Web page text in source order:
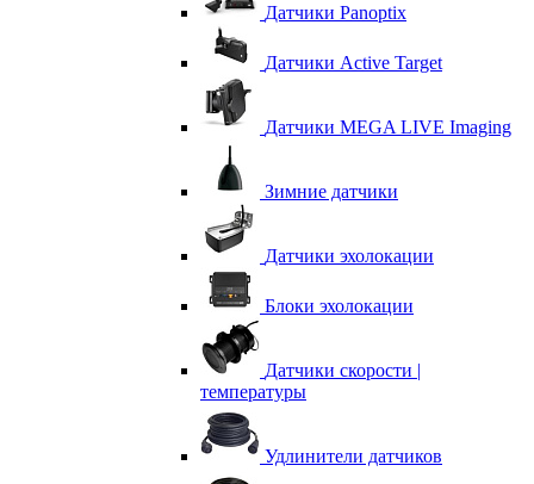
Датчики Panoptix
Датчики Active Target
Датчики MEGA LIVE Imaging
Зимние датчики
Датчики эхолокации
Блоки эхолокации
Датчики скорости |
температуры
Удлинители датчиков